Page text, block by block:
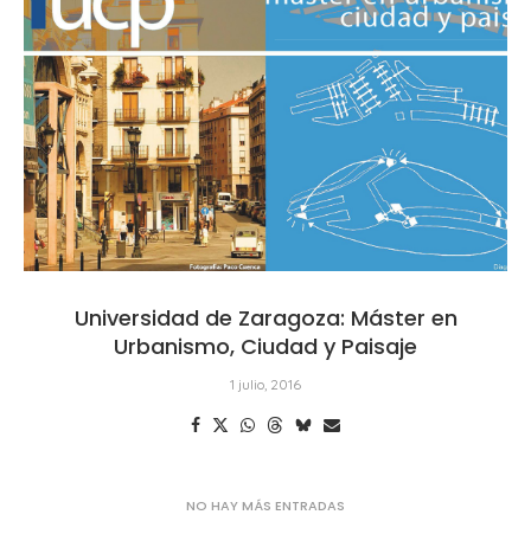
Universidad de Zaragoza: Máster en
Urbanismo, Ciudad y Paisaje
1 julio, 2016